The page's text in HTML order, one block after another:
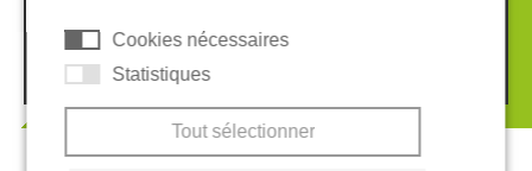
© 2026 REGUPOL Germany GmbH & Co. KG
Cookies nécessaires
Statistiques
Tout sélectionner